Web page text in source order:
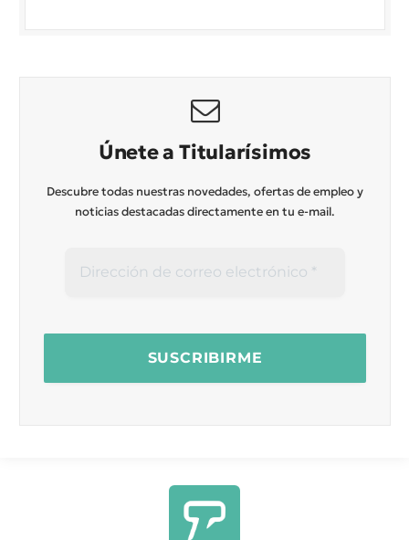
Únete a Titularísimos
Descubre todas nuestras novedades, ofertas de empleo y
noticias destacadas directamente en tu e-mail.